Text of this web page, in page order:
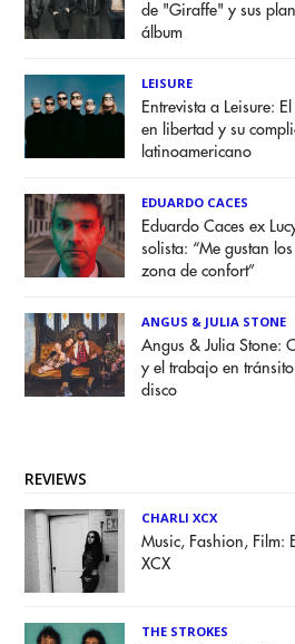
de "Giraffe" y sus
álbum
LEISURE
Entrevista a Leisure:
en libertad y su
latinoamericano
EDUARDO CACES
Eduardo Caces ex
solista: “Me gustan
zona de confort”
ANGUS & JULIA STONE
Angus & Julia Stone:
y el trabajo en
disco
REVIEWS
CHARLI XCX
Music, Fashion, Film:
XCX
THE STROKES